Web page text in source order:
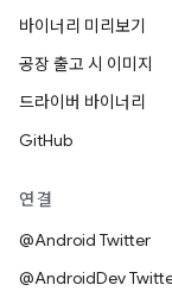
바이너리 미리보기
공장 출고 시 이미지
드라이버 바이너리
GitHub
연결
@Android Twitter
@AndroidDev